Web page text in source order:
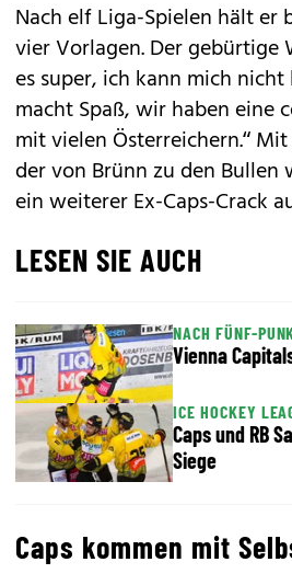
Nach elf Liga-Spielen hält er
vier Vorlagen. Der gebürtige
es super, ich kann mich nicht
macht Spaß, wir haben eine
mit vielen Österreichern.“
der von Brünn zu den
ein weiterer Ex-Caps-Crack
LESEN SIE AUCH
NACH FÜNF-
Vienna
ICE HOCKEY
Caps und RB
Siege
Caps kommen mit